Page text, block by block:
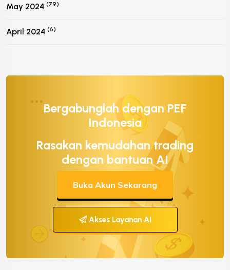
May 2024 (79)
April 2024 (6)
Bergabunglah dengan PEF
Indonesia
Rasakan kemudahan trading
dengan bantuan AI
Buka Akun Sekarang
Akses Layanan AI